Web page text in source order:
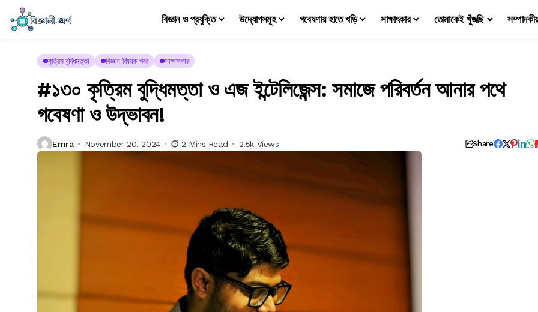
বিজ্ঞান ও প্রযুক্তি উদ্যোগসমূহ গবেষণায় হাতে খড়ি সাক্ষাৎকার তোমাকেই খুঁজছি
কৃত্রিম বুদ্ধিমত্তা বিজ্ঞান বিষয়ক খবর সাক্ষাৎকার
#১৩০ কৃত্রিম বুদ্ধিমত্তা ও এজ ইন্টেলিজেন্স: সমাজে পরিবর্তন আনার পথে
গবেষণা ও উদ্ভাবন!
Emra November 20, 2024 2 Mins Read 2.5k Views Share